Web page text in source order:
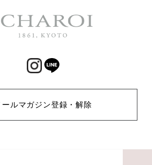
ールマガジン登録・解除